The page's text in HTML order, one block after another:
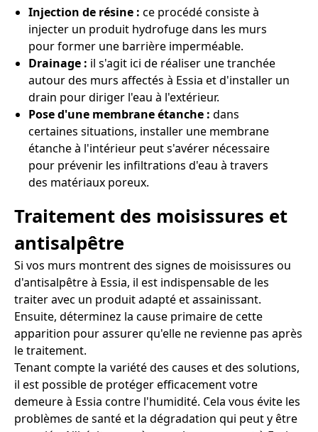
Injection de résine : ce procédé consiste à
injecter un produit hydrofuge dans les murs
pour former une barrière imperméable.
Drainage : il s'agit ici de réaliser une tranchée
autour des murs affectés à Essia et d'installer un
drain pour diriger l'eau à l'extérieur.
Pose d'une membrane étanche : dans
certaines situations, installer une membrane
étanche à l'intérieur peut s'avérer nécessaire
pour prévenir les infiltrations d'eau à travers
des matériaux poreux.
Traitement des moisissures et
antisalpêtre
Si vos murs montrent des signes de moisissures ou
d'antisalpêtre à Essia, il est indispensable de les
traiter avec un produit adapté et assainissant.
Ensuite, déterminez la cause primaire de cette
apparition pour assurer qu'elle ne revienne pas après
le traitement.
Tenant compte la variété des causes et des solutions,
il est possible de protéger efficacement votre
demeure à Essia contre l'humidité. Cela vous évite les
problèmes de santé et la dégradation qui peut y être